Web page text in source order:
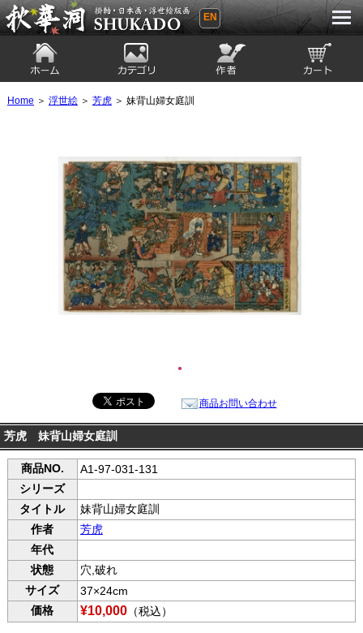
秋華洞 SHUKADO 掛軸・日本画・浮世
EN
Home ＞ 浮世絵＞ 芳虎＞ 妹背山婦女庭訓
●
商品お問い合わせ
芳虎 妹背山婦女庭訓
商品NO.
A1-97-031-131
シリーズ
タイトル
妹背山婦女庭訓
作者
芳虎
年代
状態
穴,破れ
サイズ
37×24cm
価格
¥10,000（税込）